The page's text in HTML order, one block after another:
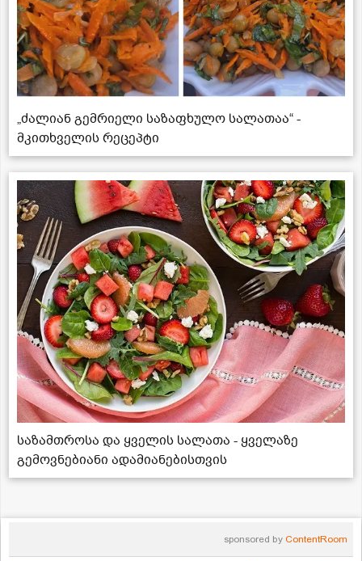
„ძალიან გემრიელი საზაფხულო სალათაა“ -
მკითხველის რეცეპტი
საზამთროსა და ყველის სალათა - ყველაზე
გემოვნებიანი ადამიანებისთვის
sponsored by ContentRoom